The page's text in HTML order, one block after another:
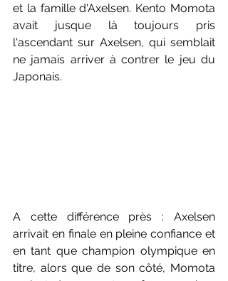
et la famille d'Axelsen. Kento Momota
avait jusque là toujours pris
l'ascendant sur Axelsen, qui semblait
ne jamais arriver à contrer le jeu du
Japonais.
A cette différence près : Axelsen
arrivait en finale en pleine confiance et
en tant que champion olympique en
titre, alors que de son côté, Momota